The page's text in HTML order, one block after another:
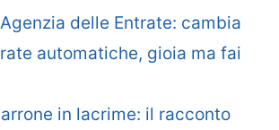
delle Entrate: cambia
automatiche, gioia ma fai
in lacrime: il racconto